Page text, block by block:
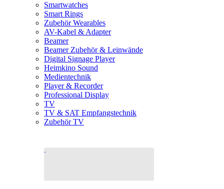
Smartwatches
Smart Rings
Zubehör Wearables
AV-Kabel & Adapter
Beamer
Beamer Zubehör & Leinwände
Digital Signage Player
Heimkino Sound
Medientechnik
Player & Recorder
Professional Display
TV
TV & SAT Empfangstechnik
Zubehör TV